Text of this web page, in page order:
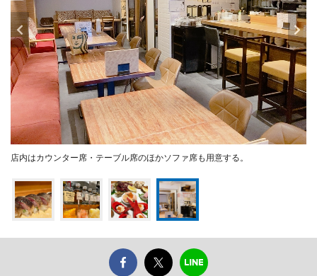
店内はカウンター席・テーブル席のほかソファ席も用意する。